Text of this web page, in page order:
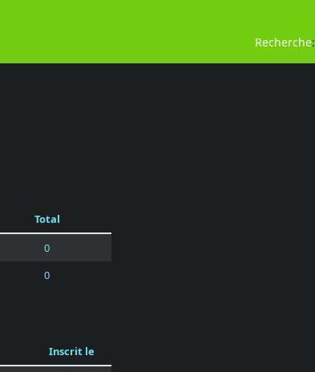
Recherche:
Total
0
0
Inscrit le